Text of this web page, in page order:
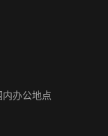
办公地点